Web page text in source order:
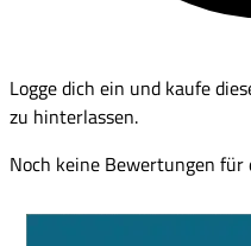
Logge dich ein und kaufe
zu hinterlassen.
Noch keine Bewertungen für